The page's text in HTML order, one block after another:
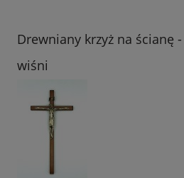
Drewniany krzyż na ścianę
wiśni